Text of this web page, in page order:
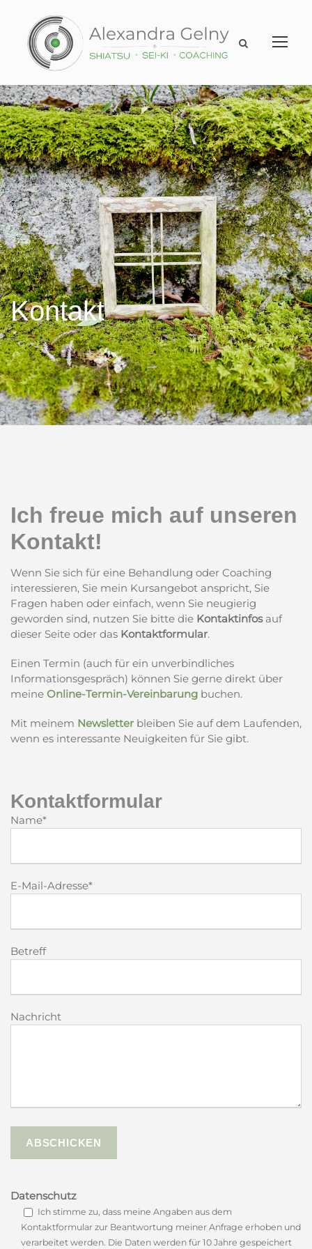
Kontakt
Ich freue mich auf unseren
Kontakt!
Wenn Sie sich für eine Behandlung oder Coaching
interessieren, Sie mein Kursangebot anspricht, Sie
Fragen haben oder einfach, wenn Sie neugierig
geworden sind, nutzen Sie bitte die Kontaktinfosauf
dieser Seite oder das Kontaktformular.
Einen Termin (auch für ein unverbindliches
Informationsgespräch) können Sie gerne direkt über
meine Online-Termin-Vereinbarung buchen.
Mit meinem Newsletter bleiben Sie auf dem Laufenden,
wenn es interessante Neuigkeiten für Sie gibt.
Kontaktformular
Name*
E-Mail-Adresse*
Betreff
Nachricht
Datenschutz
Ich stimme zu, dass meine Angaben aus dem
Kontaktformular zur Beantwortung meiner Anfrage erhoben und
verarbeitet werden. Die Daten werden für 10 Jahre gespeichert